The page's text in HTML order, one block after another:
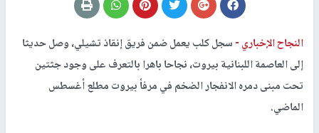
النجاح الإخباري -سجل كلب يعمل ضمن فريق إنقاذ تشيلي، وصل حديثا
إلى العاصمة اللبنانية بيروت، نجاحا باهرا بالتعرف على وجود جثتين
تحت مبنى دمره الانفجار الضخم في مرفأ بيروت مطلع أغسطس
الماضي.